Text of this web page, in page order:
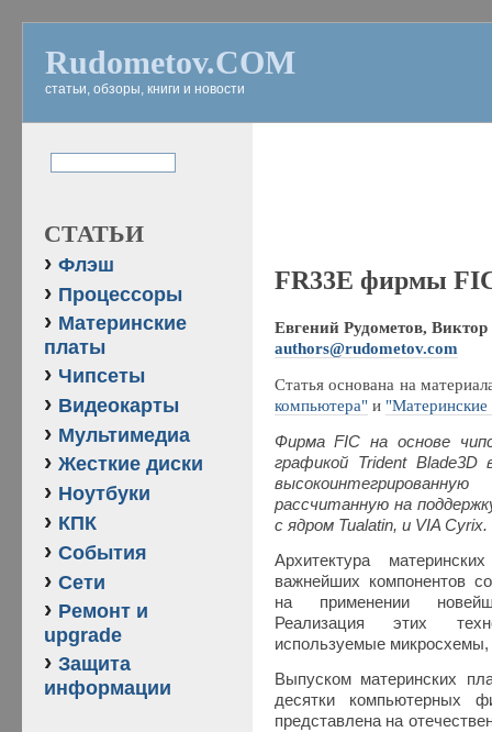
Rudometov.COM
статьи, обзоры, книги и новости
FR33E фирмы
Евгений Рудометов, Виктор
authors@rudometov.com
Статья основана на
компьютера"и
Фирма FIC на основе
графикой Trident
рассчитанную на
с ядром Tualatin, и VIA Cyrix.
Архитектура
важнейших компонентов
на применении
Реализация этих
используемые микросхемы,
Выпуском материнских
десятки компьютерных
представлена на
СТАТЬИ
Флэш
Процессоры
Материнские
платы
Чипсеты
Видеокарты
Мультимедиа
Жесткие диски
Ноутбуки
КПК
События
Сети
Ремонт и
upgrade
Защита
информации